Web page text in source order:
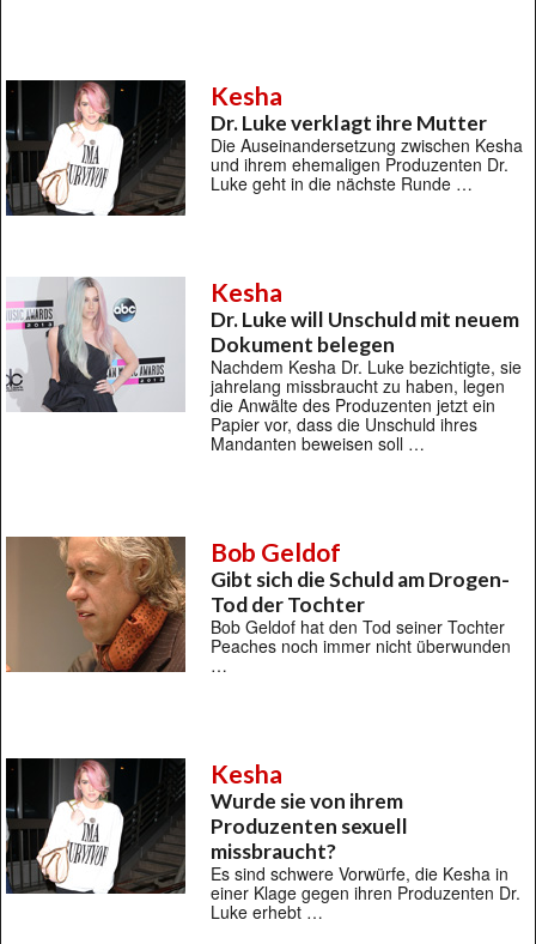
Kesha
Dr. Luke verklagt ihre Mutter
Die Auseinandersetzung zwischen Kesha
und ihrem ehemaligen Produzenten Dr.
Luke geht in die nächste Runde …
Kesha
Dr. Luke will Unschuld mit neuem
Dokument belegen
Nachdem Kesha Dr. Luke bezichtigte, sie
jahrelang missbraucht zu haben, legen
die Anwälte des Produzenten jetzt ein
Papier vor, dass die Unschuld ihres
Mandanten beweisen soll …
Bob Geldof
Gibt sich die Schuld am Drogen-
Tod der Tochter
Bob Geldof hat den Tod seiner Tochter
Peaches noch immer nicht überwunden
…
Kesha
Wurde sie von ihrem
Produzenten sexuell
missbraucht?
Es sind schwere Vorwürfe, die Kesha in
einer Klage gegen ihren Produzenten Dr.
Luke erhebt …